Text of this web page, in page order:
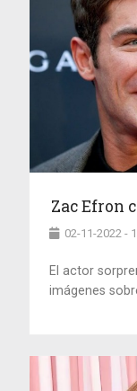
Zac Efron
02-11-2022 -
El actor
imágenes